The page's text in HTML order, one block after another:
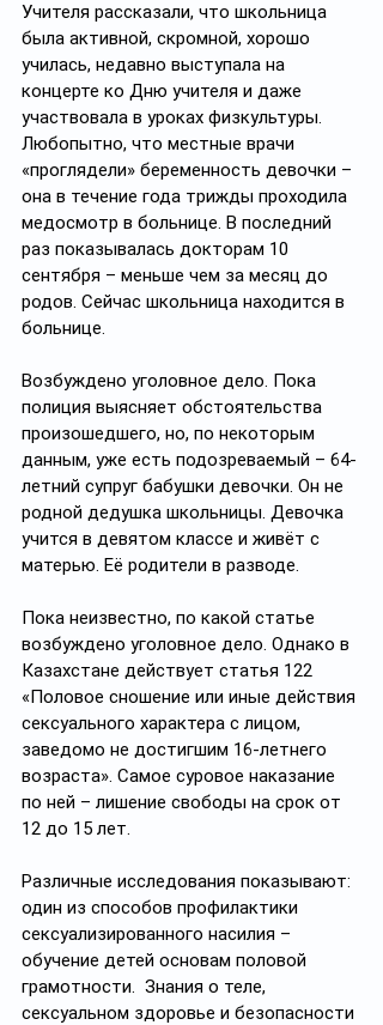
Учителя рассказали, что школьница
была активной, скромной, хорошо
училась, недавно выступала на
концерте ко Дню учителя и даже
участвовала в уроках физкультуры.
Любопытно, что местные врачи
«проглядели» беременность девочки –
она в течение года трижды проходила
медосмотр в больнице. В последний
раз показывалась докторам 10
сентября – меньше чем за месяц до
родов. Сейчас школьница находится в
больнице.
Возбуждено уголовное дело. Пока
полиция выясняет обстоятельства
произошедшего, но, по некоторым
данным, уже есть подозреваемый – 64-
летний супруг бабушки девочки. Он не
родной дедушка школьницы. Девочка
учится в девятом классе и живёт с
матерью. Её родители в разводе.
Пока неизвестно, по какой статье
возбуждено уголовное дело. Однако в
Казахстане действует статья 122
«Половое сношение или иные действия
сексуального характера с лицом,
заведомо не достигшим 16-летнего
возраста». Самое суровое наказание
по ней – лишение свободы на срок от
12 до 15 лет.
Различные исследования показывают:
один из способов профилактики
сексуализированного насилия –
обучение детей основам половой
грамотности.  Знания о теле,
сексуальном здоровье и безопасности